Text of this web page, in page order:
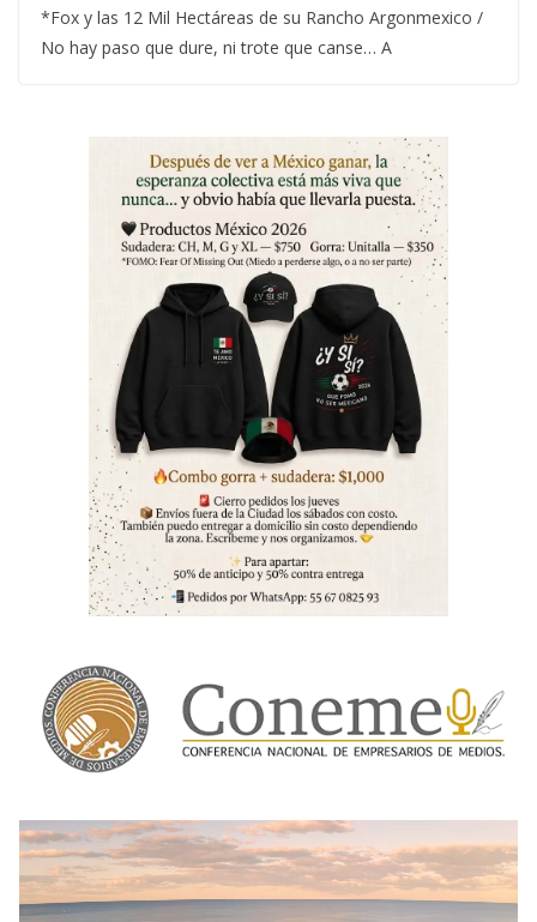
*Fox y las 12 Mil Hectáreas de su Rancho Argonmexico /
No hay paso que dure, ni trote que canse… A